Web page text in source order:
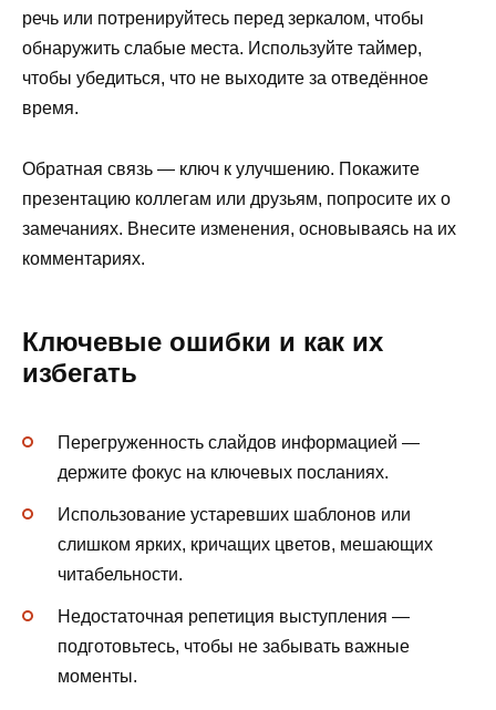
речь или потренируйтесь перед зеркалом, чтобы
обнаружить слабые места. Используйте таймер,
чтобы убедиться, что не выходите за отведённое
время.
Обратная связь — ключ к улучшению. Покажите
презентацию коллегам или друзьям, попросите их о
замечаниях. Внесите изменения, основываясь на их
комментариях.
Ключевые ошибки и как их
избегать
Перегруженность слайдов информацией —
держите фокус на ключевых посланиях.
Использование устаревших шаблонов или
слишком ярких, кричащих цветов, мешающих
читабельности.
Недостаточная репетиция выступления —
подготовьтесь, чтобы не забывать важные
моменты.